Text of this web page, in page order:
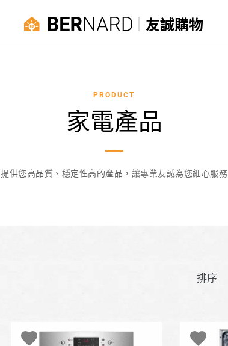
友誠購物
PRODUCT
家電產品
提供您高品質、穩定性高的產品，讓專業友誠為您細心服務
排序